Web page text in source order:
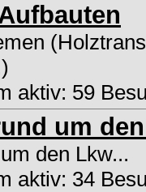
aktiv: 59
um
den Lkw...
aktiv: 34